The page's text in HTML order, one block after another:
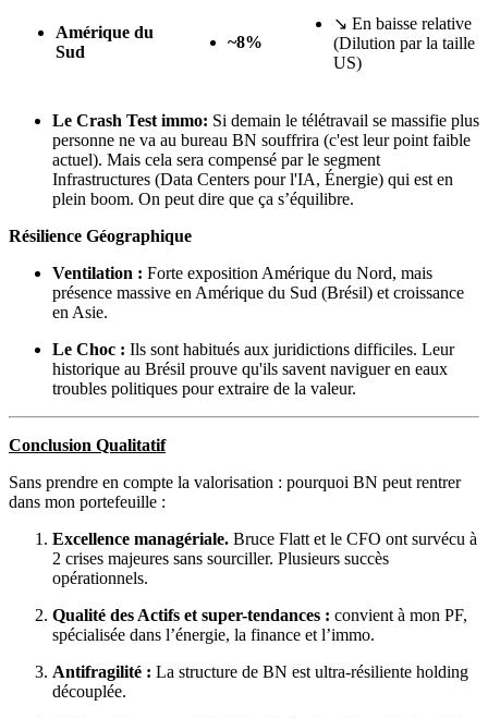
Amérique du
Sud
~8%
↘ En baisse relative
(Dilution par la taille
US)
Le Crash Test immo: Si demain le télétravail se massifie plus
personne ne va au bureau BN souffrira (c'est leur point faible
actuel). Mais cela sera compensé par le segment
Infrastructures (Data Centers pour l'IA, Énergie) qui est en
plein boom. On peut dire que ça s’équilibre.
Résilience Géographique
Ventilation : Forte exposition Amérique du Nord, mais
présence massive en Amérique du Sud (Brésil) et croissance
en Asie.
Le Choc : Ils sont habitués aux juridictions difficiles. Leur
historique au Brésil prouve qu'ils savent naviguer en eaux
troubles politiques pour extraire de la valeur.
Conclusion Qualitatif
Sans prendre en compte la valorisation : pourquoi BN peut rentrer
dans mon portefeuille :
Excellence managériale. Bruce Flatt et le CFO ont survécu à
2 crises majeures sans sourciller. Plusieurs succès
opérationnels.
Qualité des Actifs et super-tendances : convient à mon PF,
spécialisée dans l’énergie, la finance et l’immo.
Antifragilité : La structure de BN est ultra-résiliente holding
découplée.